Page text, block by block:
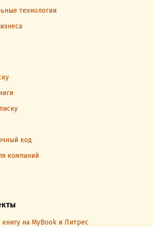
технологии
код
компаний
на MyBook и Литрес